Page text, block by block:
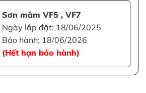
Sơn mâm VF5 , VF7
Ngày lắp đặt: 18/06/2025
Bảo hành: 18/06/2026
(Hết hạn bảo hành)